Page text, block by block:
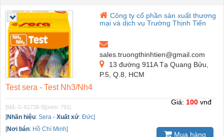
Công ty cổ phần sản xuất thương
mại và dịch vụ Trường Thịnh Tiến
sales.truongthinhtien@gmail.com
13 đường 911A Tạ Quang Bửu,
P.5, Q.8, HCM
Test sera - Test Nh3/Nh4
[Mã: G-61738-9][xem: 791]
[Nhãn hiệu: Sera - Xuất xứ: Đức]
[Nơi bán: Hồ Chí Minh]
Giá: 100 vnđ
Mua hàng